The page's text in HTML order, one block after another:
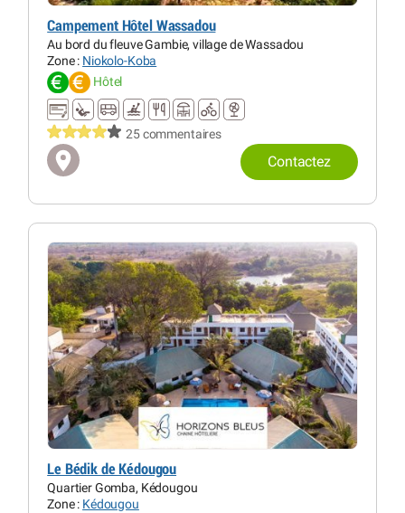
Campement Hôtel Wassadou
Au bord du fleuve Gambie, village de Wassadou
Zone : Niokolo-Koba
Hôtel
25 commentaires
Contactez
Le Bédik de Kédougou
Quartier Gomba, Kédougou
Zone : Kédougou